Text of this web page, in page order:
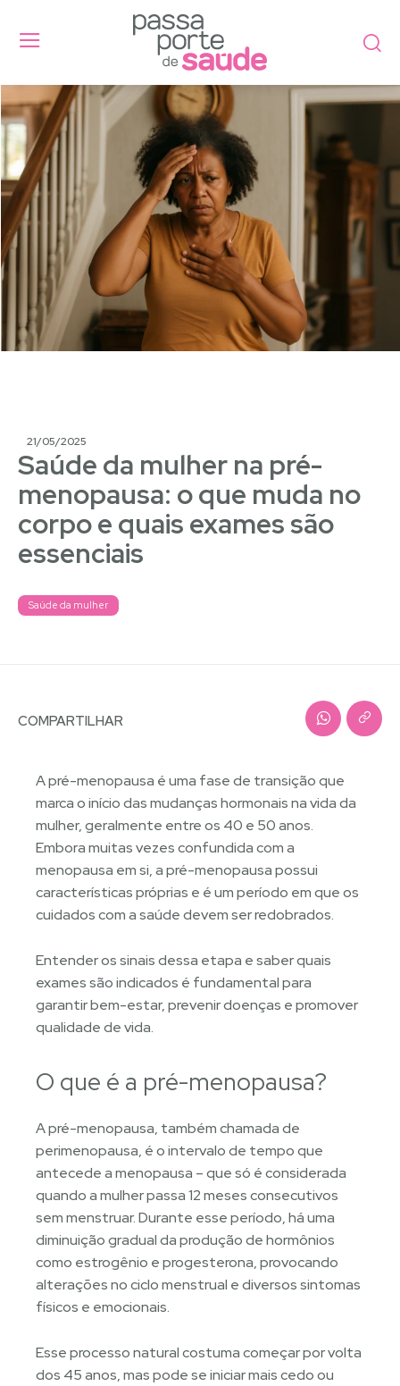
21/05/2025
Saúde da mulher na pré-
menopausa: o que muda no
corpo e quais exames são
essenciais
Saúde da mulher
COMPARTILHAR
A pré-menopausa é uma fase de transição que
marca o início das mudanças hormonais na vida da
mulher, geralmente entre os 40 e 50 anos.
Embora muitas vezes confundida com a
menopausa em si, a pré-menopausa possui
características próprias e é um período em que os
cuidados com a saúde devem ser redobrados.
Entender os sinais dessa etapa e saber quais
exames são indicados é fundamental para
garantir bem-estar, prevenir doenças e promover
qualidade de vida.
O que é a pré-menopausa?
A pré-menopausa, também chamada de
perimenopausa, é o intervalo de tempo que
antecede a menopausa – que só é considerada
quando a mulher passa 12 meses consecutivos
sem menstruar. Durante esse período, há uma
diminuição gradual da produção de hormônios
como estrogênio e progesterona, provocando
alterações no ciclo menstrual e diversos sintomas
físicos e emocionais.
Esse processo natural costuma começar por volta
dos 45 anos, mas pode se iniciar mais cedo ou